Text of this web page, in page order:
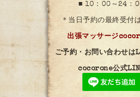
■ 10：00～24：
＊当日予約の最終受付
出張マッサージ
ご予約・お問い合わせは
cocorone公式